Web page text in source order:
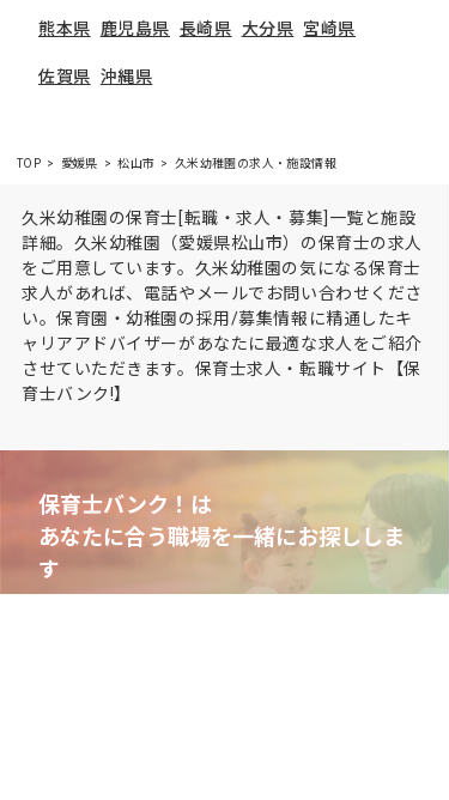
熊本県 鹿児島県 長崎県 大分県 宮崎県
佐賀県 沖縄県
TOP 愛媛県 松山市 久米幼稚園の求人・施設情報
久米幼稚園の保育士[転職・求人・募集]一覧と施設
詳細。久米幼稚園（愛媛県松山市）の保育士の求人
をご用意しています。久米幼稚園の気になる保育士
求人があれば、電話やメールでお問い合わせくださ
い。保育園・幼稚園の採用/募集情報に精通したキ
ャリアアドバイザーがあなたに最適な求人をご紹介
させていただきます。保育士求人・転職サイト【保
育士バンク!】
保育士バンク！は
あなたに合う職場を一緒にお探ししま
す